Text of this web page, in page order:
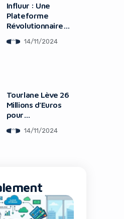
Influur : Une
Plateforme
Révolutionnaire
Influenceurs et les
14/11/2024
Tourlane Lève 26
Millions d’Euros
pour
Voyage Personnel
14/11/2024